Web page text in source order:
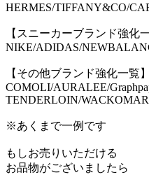
HERMES/TIFFANY&CO/
【スニーカーブランド強化一
NIKE/ADIDAS/
【その他ブランド強化一覧】
COMOLI/AURALEE/
TENDERLOIN/
※あくまで一例です
もしお売りいただける
お品物がございましたら